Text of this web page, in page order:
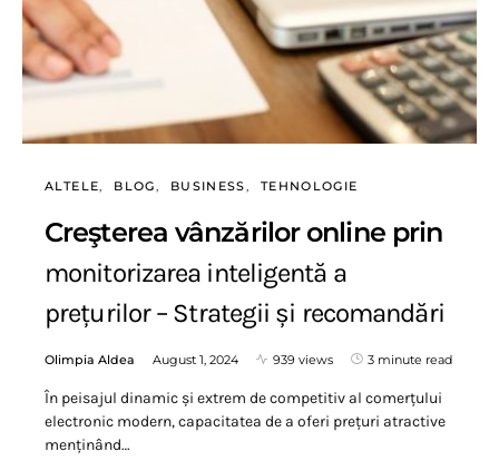
ALTELE BLOG BUSINESS TEHNOLOGIE
Creşterea vânzărilor online prin
monitorizarea inteligentă a
prețurilor – Strategii și recomandări
Olimpia Aldea August 1, 2024 939 views 3 minute read
În peisajul dinamic și extrem de competitiv al comerțului
electronic modern, capacitatea de a oferi prețuri atractive
menținând…